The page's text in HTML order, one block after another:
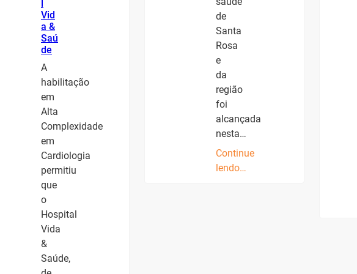
Vid
a &
Saú
de
A
habilitação
em
Alta
Complexidade
em
Cardiologia
permitiu
que
o
Hospital
Vida
&
Saúde,
de
Santa
Rosa
e
da
região
foi
alcançada
nesta…
Continue
lendo…